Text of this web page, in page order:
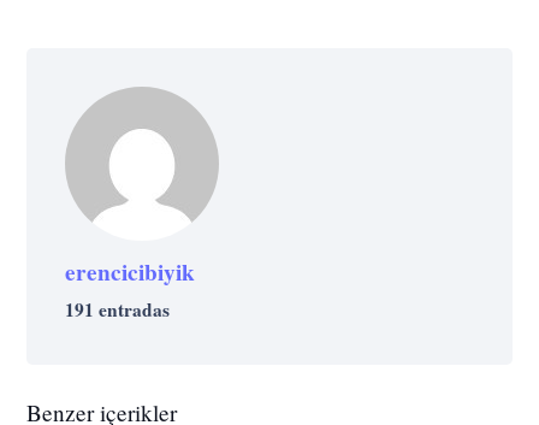
erencicibiyik
191 entradas
Benzer içerikler